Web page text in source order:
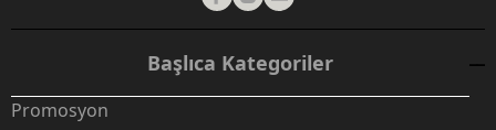
Başlıca Kategoriler
Promosyon